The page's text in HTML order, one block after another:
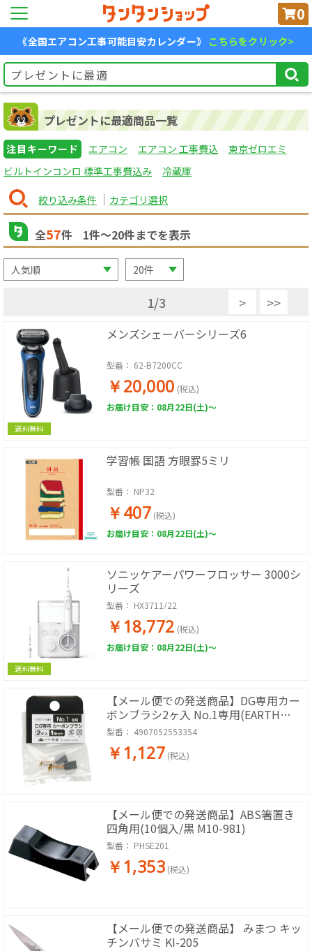
0
《全国エアコン工事可能目安カレンダー》 こちらをクリック>
プレゼントに最適商品一覧
注目キーワード エアコン エアコン 工事費込
東京ゼロエミ
ビルトインコンロ 標準工事費込み
冷蔵庫
絞り込み条件 カテゴリ選択
全57件 1件〜20件までを表示
1/3 > >>
送料無料
メンズシェーバーシリーズ6
型番： 62-B7200CC
￥20,000 (税込)
お届け目安：08月22日(土)～
学習帳 国語 方眼罫5ミリ
型番： NP32
￥407 (税込)
お届け目安：08月22日(土)～
送料無料
ソニッケアーパワーフロッサー 3000シ
リーズ
型番： HX3711/22
￥18,772 (税込)
お届け目安：08月22日(土)～
【メール便での発送商品】DG専用カー
ボンブラシ2ヶ入 No.1専用(EARTH
MAN)
型番： 4907052553354
￥1,127 (税込)
【メール便での発送商品】ABS箸置き
四角用(10個入/黒 M10-981)
型番： PHSE201
￥1,353 (税込)
【メール便での発送商品】 みまつ キッ
チンバサミ KI-205